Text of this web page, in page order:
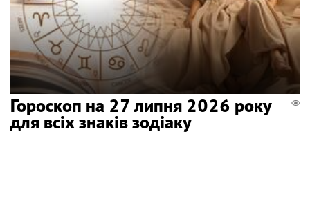
Гороскоп на 27 липня 2026 року
для всіх знаків зодіаку